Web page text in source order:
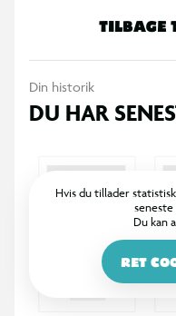
meget, der slår følelsen
TILBAGE
Din historik
DU HAR
Hvis du tillader
Du kan
RET